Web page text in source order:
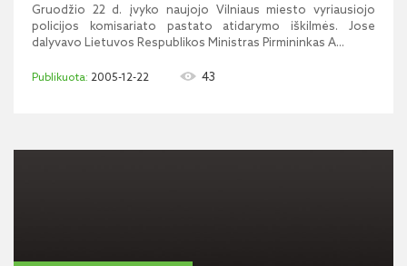
Gruodžio 22 d. įvyko naujojo Vilniaus miesto vyriausiojo
policijos komisariato pastato atidarymo iškilmės. Jose
dalyvavo Lietuvos Respublikos Ministras Pirmininkas A...
2005-12-22 43